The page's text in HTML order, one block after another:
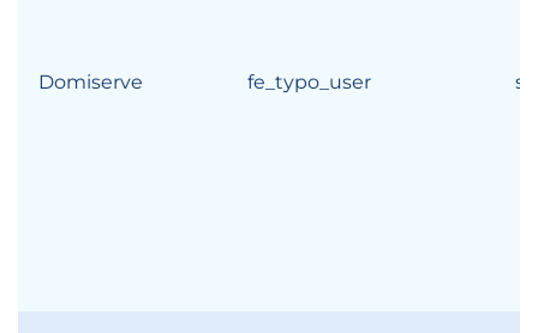
Domiserve fe_typo_user